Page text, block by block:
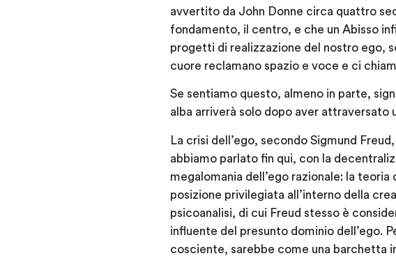
avvertito da John Donne circa quattro
fondamento, il centro, e che un Abisso
progetti di realizzazione del nostro ego,
cuore reclamano spazio e voce e ci
Se sentiamo questo, almeno in parte,
alba arriverà solo dopo aver attraversato
La crisi dell’ego, secondo Sigmund
abbiamo parlato fin qui, con la
megalomania dell’ego razionale: la teoria
posizione privilegiata all’interno della
psicoanalisi, di cui Freud stesso è
influente del presunto dominio dell’ego.
cosciente, sarebbe come una barchetta